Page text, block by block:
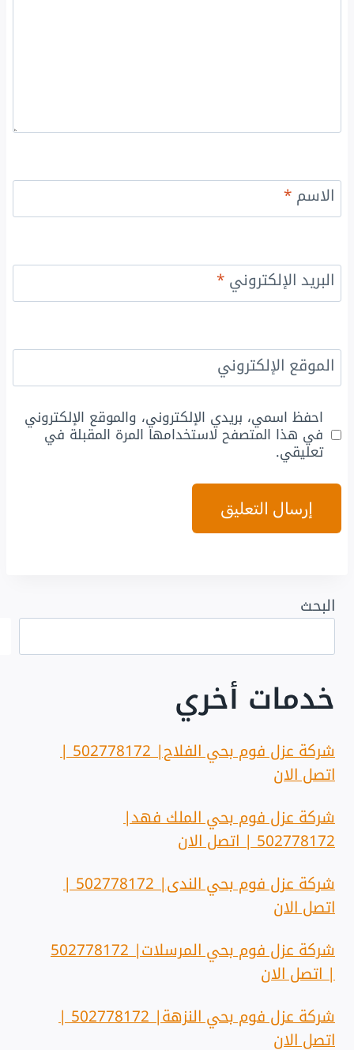
الاسم*
البريد الإلكتروني*
الموقع الإلكتروني
احفظ اسمي، بريدي الإلكتروني، والموقع الإلكتروني
في هذا المتصفح لاستخدامها المرة المقبلة في
تعليقي.
البحث
خدمات أخري
شركة عزل فوم بحي الفلاح| 502778172 |
اتصل الان
شركة عزل فوم بحي الملك فهد|
502778172 | اتصل الان
شركة عزل فوم بحي الندى| 502778172 |
اتصل الان
شركة عزل فوم بحي المرسلات| 502778172
| اتصل الان
شركة عزل فوم بحي النزهة| 502778172 |
اتصل الان